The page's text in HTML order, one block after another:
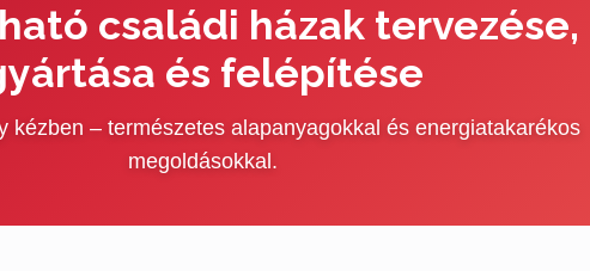
családi házak tervezése,
és felépítése
kézben – természetes alapanyagokkal és energiatakarékos
megoldásokkal.